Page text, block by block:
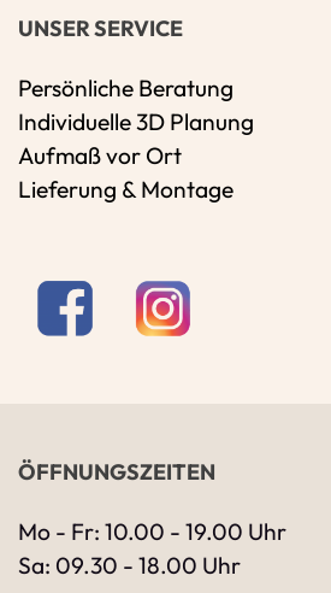
UNSER SERVICE
Persönliche Beratung
Individuelle 3D Planung
Aufmaß vor Ort
Lieferung & Montage
ÖFFNUNGSZEITEN
Mo - Fr: 10.00 - 19.00 Uhr
Sa: 09.30 - 18.00 Uhr